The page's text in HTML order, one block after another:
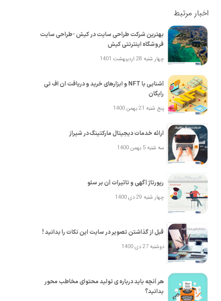
اخبار مرتبط
بهترین شرکت طراحی سایت در کیش -طراحی سایت
فروشگاه اینترنتی کیش
چهار شنبه 28 اردیبهشت 1401
آشنایی با NFT و ابزارهای خرید و دریافت ان اف تی
رایگان
پنج شنبه 21 بهمن 1400
ارائه خدمات دیجیتال مارکتینگ در شیراز
سه شنبه 5 بهمن 1400
رپورتاژ آگهی و تاثیرات آن بر سئو
چهار شنبه 29 دی 1400
قبل از گذاشتن تصویر در سایت این نکات را بدانید !
دوشنبه 27 دی 1400
هر آنچه باید درباره ی تولید محتوای مخاطب محور
بدانید؟